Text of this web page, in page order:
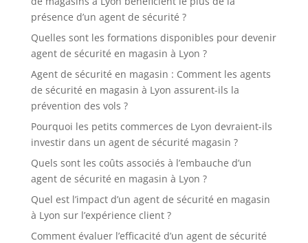
présence d’un agent de sécurité ?
Quelles sont les formations disponibles pour devenir
agent de sécurité en magasin à Lyon ?
Agent de sécurité en magasin : Comment les agents
de sécurité en magasin à Lyon assurent-ils la
prévention des vols ?
Pourquoi les petits commerces de Lyon devraient-ils
investir dans un agent de sécurité magasin ?
Quels sont les coûts associés à l’embauche d’un
agent de sécurité en magasin à Lyon ?
Quel est l’impact d’un agent de sécurité en magasin
à Lyon sur l’expérience client ?
Comment évaluer l’efficacité d’un agent de sécurité